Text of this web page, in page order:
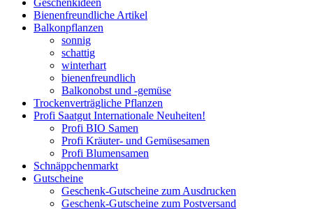
Bienenfreundliche Artikel
Balkonpflanzen
sonnig
schattig
winterhart
bienenfreundlich
Balkonobst und -gemüse
Trockenverträgliche Pflanzen
Profi Saatgut Internationale Neuheiten!
Profi BIO Samen
Profi Kräuter- und Gemüsesamen
Profi Blumensamen
Schnäppchenmarkt
Gutscheine
Geschenk-Gutscheine zum Ausdrucken
Geschenk-Gutscheine zum Postversand